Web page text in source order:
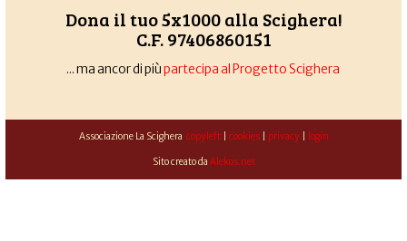
Dona il tuo 5x1000 alla Scighera!
C.F. 97406860151
... ma ancor di piùpartecipa al Progetto Scighera
Associazione La Scighera copyleft| cookies| privacy| login
Sito creato da Alekos.net